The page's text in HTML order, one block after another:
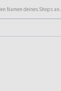
Namen deines Shops an.